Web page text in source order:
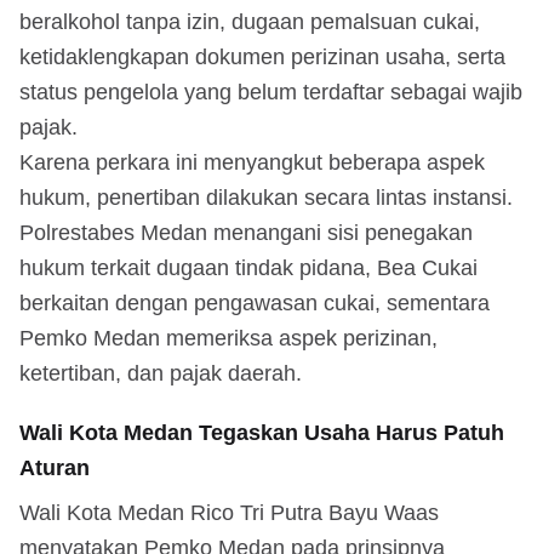
beralkohol tanpa izin, dugaan pemalsuan cukai,
ketidaklengkapan dokumen perizinan usaha, serta
status pengelola yang belum terdaftar sebagai wajib
pajak.
Karena perkara ini menyangkut beberapa aspek
hukum, penertiban dilakukan secara lintas instansi.
Polrestabes Medan menangani sisi penegakan
hukum terkait dugaan tindak pidana, Bea Cukai
berkaitan dengan pengawasan cukai, sementara
Pemko Medan memeriksa aspek perizinan,
ketertiban, dan pajak daerah.
Wali Kota Medan Tegaskan Usaha Harus Patuh
Aturan
Wali Kota Medan Rico Tri Putra Bayu Waas
menyatakan Pemko Medan pada prinsipnya